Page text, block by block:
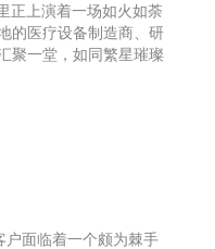
正上演着一场如火如荼
的医疗设备制造商、研
聚一堂，如同繁星璀璨
面临着一个颇为棘手